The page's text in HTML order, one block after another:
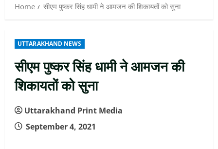
Home सीएम पुष्कर सिंह धामी ने आमजन की शिकायतों को सुना
UTTARAKHAND NEWS
सीएम पुष्कर सिंह धामी ने आमजन की
शिकायतों को सुना
Uttarakhand Print Media
September 4, 2021